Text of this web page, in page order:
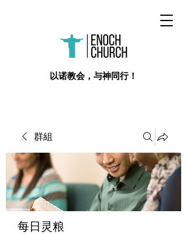
​以诺教会，与神同行！
群組
每日灵粮